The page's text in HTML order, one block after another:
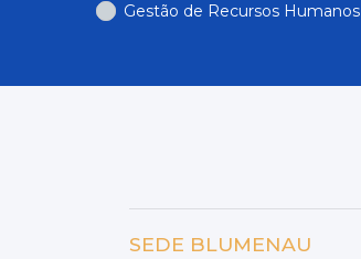
Gestão de Recursos Humanos
SEDE BLUMENAU